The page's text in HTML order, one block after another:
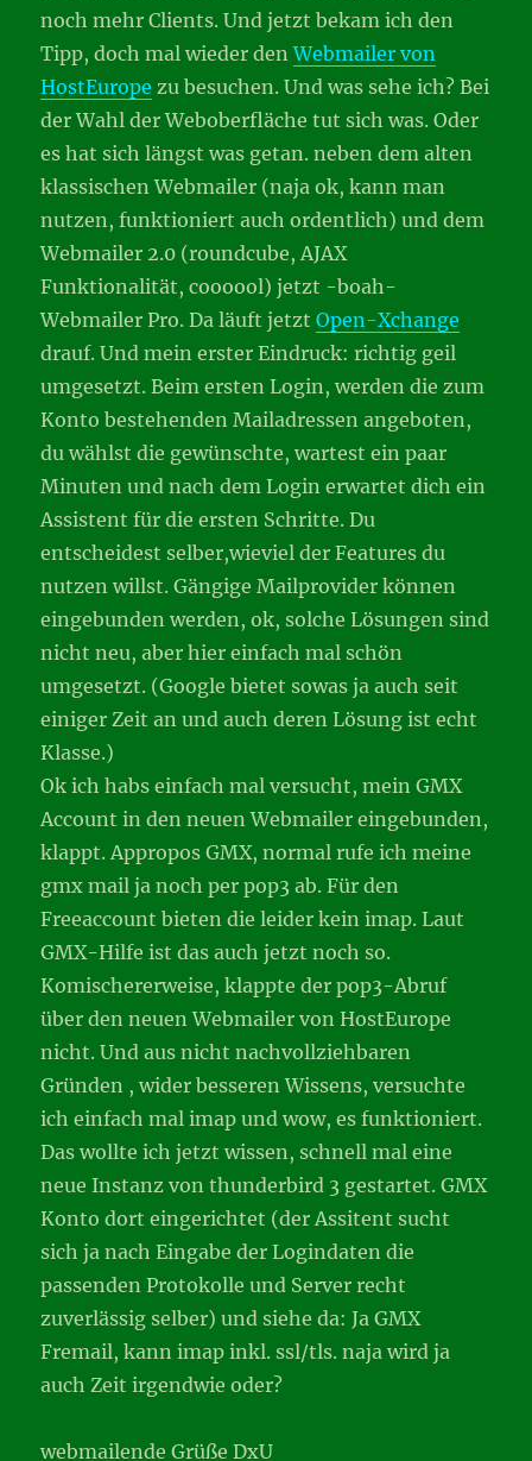
noch mehr Clients. Und jetzt bekam ich den
Tipp, doch mal wieder denWebmailer von
HostEurope zu besuchen. Und was sehe ich? Bei
der Wahl der Weboberfläche tut sich was. Oder
es hat sich längst was getan. neben dem alten
klassischen Webmailer (naja ok, kann man
nutzen, funktioniert auch ordentlich) und dem
Webmailer 2.0 (roundcube, AJAX
Funktionalität, coooool) jetzt -boah-
Webmailer Pro. Da läuft jetztOpen-Xchange
drauf. Und mein erster Eindruck: richtig geil
umgesetzt. Beim ersten Login, werden die zum
Konto bestehenden Mailadressen angeboten,
du wählst die gewünschte, wartest ein paar
Minuten und nach dem Login erwartet dich ein
Assistent für die ersten Schritte. Du
entscheidest selber,wieviel der Features du
nutzen willst. Gängige Mailprovider können
eingebunden werden, ok, solche Lösungen sind
nicht neu, aber hier einfach mal schön
umgesetzt. (Google bietet sowas ja auch seit
einiger Zeit an und auch deren Lösung ist echt
Klasse.)
Ok ich habs einfach mal versucht, mein GMX
Account in den neuen Webmailer eingebunden,
klappt. Appropos GMX, normal rufe ich meine
gmx mail ja noch per pop3 ab. Für den
Freeaccount bieten die leider kein imap. Laut
GMX-Hilfe ist das auch jetzt noch so.
Komischererweise, klappte der pop3-Abruf
über den neuen Webmailer von HostEurope
nicht. Und aus nicht nachvollziehbaren
Gründen , wider besseren Wissens, versuchte
ich einfach mal imap und wow, es funktioniert.
Das wollte ich jetzt wissen, schnell mal eine
neue Instanz von thunderbird 3 gestartet. GMX
Konto dort eingerichtet (der Assitent sucht
sich ja nach Eingabe der Logindaten die
passenden Protokolle und Server recht
zuverlässig selber) und siehe da: Ja GMX
Fremail, kann imap inkl. ssl/tls. naja wird ja
auch Zeit irgendwie oder?
webmailende Grüße DxU